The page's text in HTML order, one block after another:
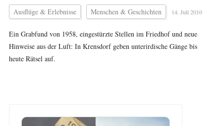
Ausflüge & Erlebnisse Menschen & Geschichten 14. Juli 2010
Ein Grabfund von 1958, eingestürzte Stellen im Friedhof und neue
Hinweise aus der Luft: In Krensdorf geben unterirdische Gänge bis
heute Rätsel auf.